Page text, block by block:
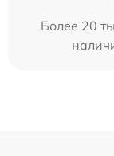
Более 20